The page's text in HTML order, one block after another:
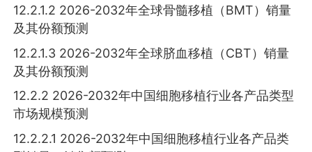
12.2.1.2 2026-2032年全球骨髓移植（BMT）销量
及其份额预测
12.2.1.3 2026-2032年全球脐血移植（CBT）销量
及其份额预测
12.2.2 2026-2032年中国细胞移植行业各产品类型
市场规模预测
12.2.2.1 2026-2032年中国细胞移植行业各产品类